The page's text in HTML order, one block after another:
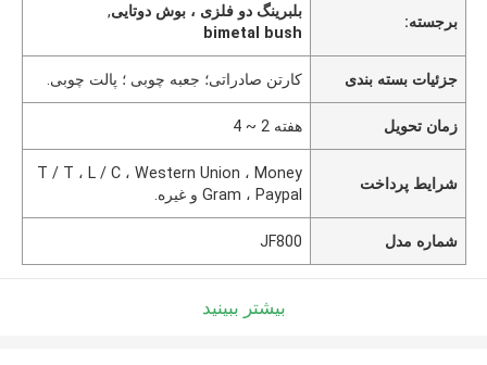
برجسته:
بلبرینگ دو فلزی ، بوش دوتایی,
bimetal bush
جزئیات بسته بندی کارتن صادراتی؛ جعبه چوبی ؛ پالت چوبی.
زمان تحویل هفته 2 ~ 4
شرایط پرداخت
T / T ، L / C ، Western Union ، Money
Gram ، Paypal و غیره.
شماره مدل JF800
بیشتر ببینید